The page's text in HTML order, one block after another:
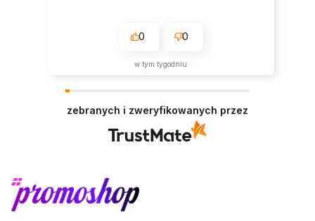
0 0
w tym tygodniu
zebranych i zweryfikowanych przez